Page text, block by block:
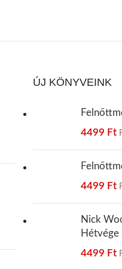
ÚJ KÖNYVEINK
4499 Ft
4499 Ft
Nick
4499 Ft